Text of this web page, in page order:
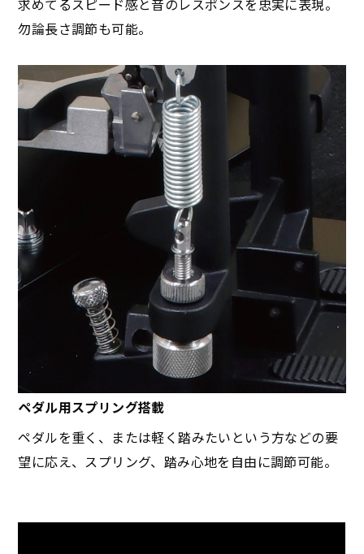
求めてるスピード感と音のレスポンスを忠実に表現。
勿論長さ調節も可能。
ペダル用スプリング搭載
ペダルを重く、または軽く踏みたいという方などの要
望に応え、スプリング、踏み心地を自由に調節可能。